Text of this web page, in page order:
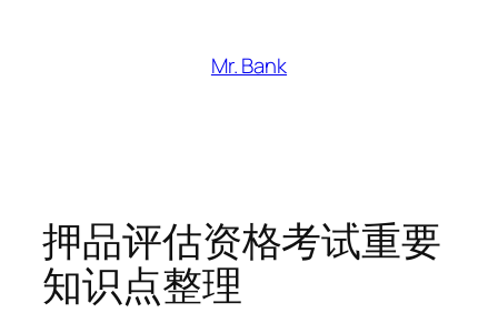
Mr. Bank
押品评估资格考试重要
知识点整理